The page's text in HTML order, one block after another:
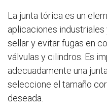
La junta tórica es un
aplicaciones industriales
sellar y evitar fugas en
válvulas y cilindros. Es
adecuadamente una
seleccione el tamaño
deseada.